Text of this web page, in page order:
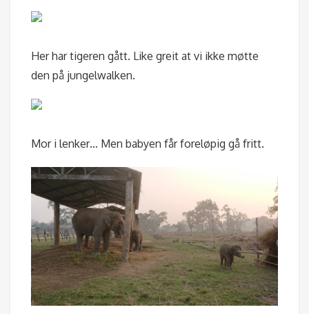
Her har tigeren gått. Like greit at vi ikke møtte
den på jungelwalken.
Mor i lenker… Men babyen får foreløpig gå fritt.